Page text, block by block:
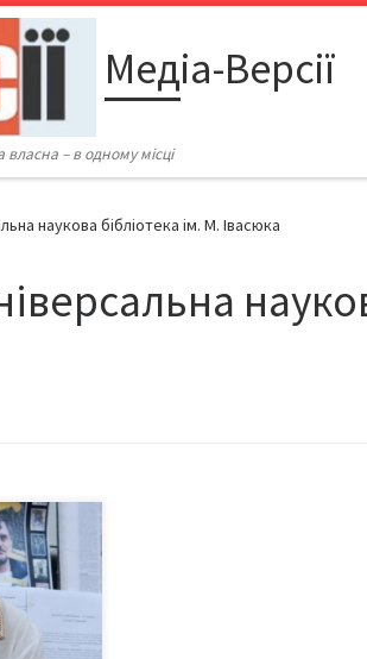
Медіа-Версії
власна – в одному місці
наукова бібліотека ім. М. Івасюка
в